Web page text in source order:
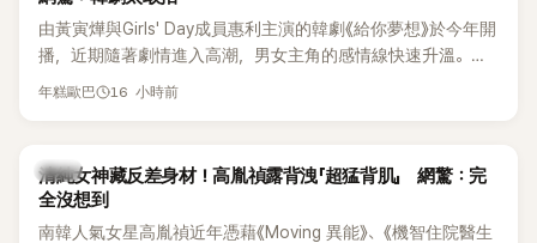
由黃寅燁與Girls' Day成員惠利主演的韓劇《給你夢想》於今年開
播，近期隨著劇情進入高潮，男女主角的感情線快速升溫。最
新播出的第8集不僅上演火辣吻戲，更接連出現床戲橋段，讓
年糕歐巴 16 小時前
韓星
清純女神藏反差身材！高胤禎露背洩「超猛背肌」 網驚：完
全沒想到
南韓人氣女星高胤禎近年憑藉《Moving 異能》、《機智住院醫生